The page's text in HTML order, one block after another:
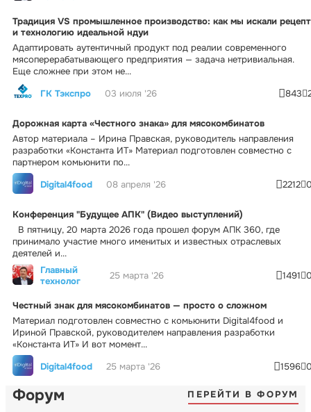
Традиция VS промышленное производство: как мы искали рецепт
и технологию идеальной ндуи
Адаптировать аутентичный продукт под реалии современного
мясоперерабатывающего предприятия — задача нетривиальная.
Еще сложнее при этом не...
ГК Тэкспро
03 июля '26 843
Дорожная карта «Честного знака» для мясокомбинатов
Автор материала – Ирина Правская, руководитель направления
разработки «Константа ИТ» Материал подготовлен совместно с
партнером комьюнити по...
Digital4food
08 апреля '26 2212
Конференция "Будущее АПК" (Видео выступлений)
В пятницу, 20 марта 2026 года прошел форум АПК 360, где
принимало участие много именитых и известных отраслевых
деятелей и...
Главный
технолог
25 марта '26 1491
Честный знак для мясокомбинатов — просто о сложном
Материал подготовлен совместно с комьюнити Digital4food и
Ириной Правской, руководителем направления разработки
«Константа ИТ» И вот момент...
Digital4food
25 марта '26 1596
Форум ПЕРЕЙТИ В ФОРУМ